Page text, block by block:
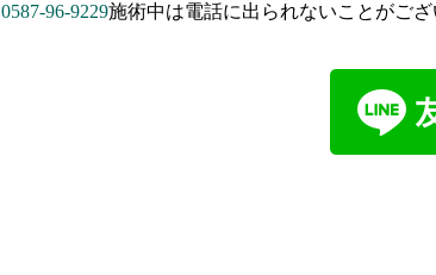
0587-96-9229施術中は電話に出られないことがご